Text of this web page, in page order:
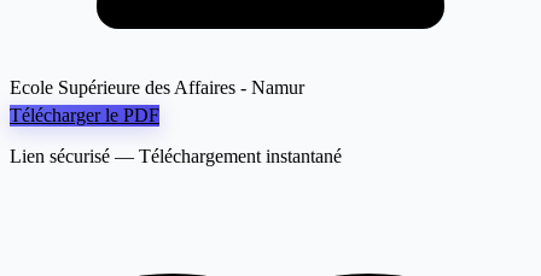
Ecole Supérieure des Affaires - Namur
Télécharger le PDF
Lien sécurisé — Téléchargement instantané